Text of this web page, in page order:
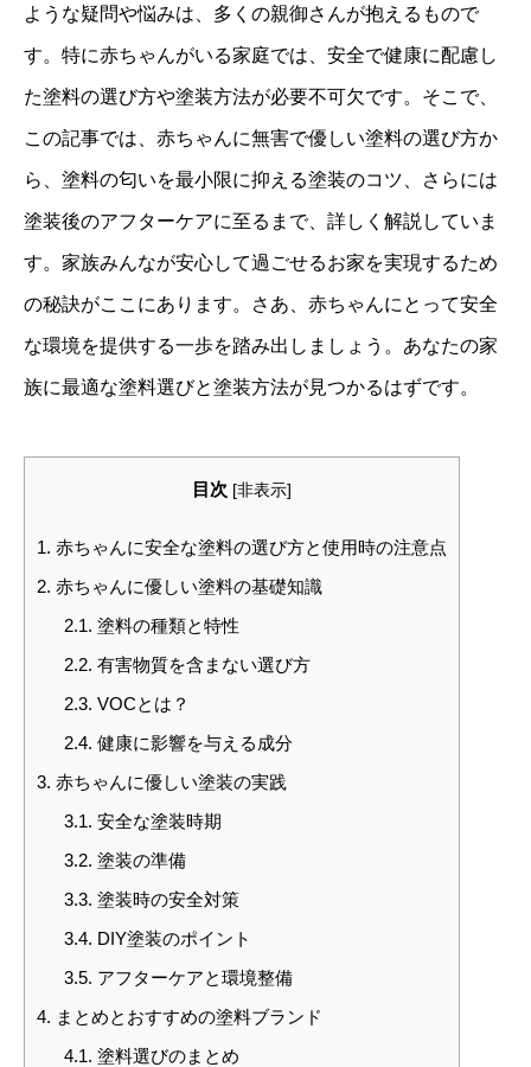
ような疑問や悩みは、多くの親御さんが抱えるもので
す。特に赤ちゃんがいる家庭では、安全で健康に配慮し
た塗料の選び方や塗装方法が必要不可欠です。そこで、
この記事では、赤ちゃんに無害で優しい塗料の選び方か
ら、塗料の匂いを最小限に抑える塗装のコツ、さらには
塗装後のアフターケアに至るまで、詳しく解説していま
す。家族みんなが安心して過ごせるお家を実現するため
の秘訣がここにあります。さあ、赤ちゃんにとって安全
な環境を提供する一歩を踏み出しましょう。あなたの家
族に最適な塗料選びと塗装方法が見つかるはずです。
目次 [非表示]
1. 赤ちゃんに安全な塗料の選び方と使用時の注意点
2. 赤ちゃんに優しい塗料の基礎知識
2.1. 塗料の種類と特性
2.2. 有害物質を含まない選び方
2.3. VOCとは？
2.4. 健康に影響を与える成分
3. 赤ちゃんに優しい塗装の実践
3.1. 安全な塗装時期
3.2. 塗装の準備
3.3. 塗装時の安全対策
3.4. DIY塗装のポイント
3.5. アフターケアと環境整備
4. まとめとおすすめの塗料ブランド
4.1. 塗料選びのまとめ